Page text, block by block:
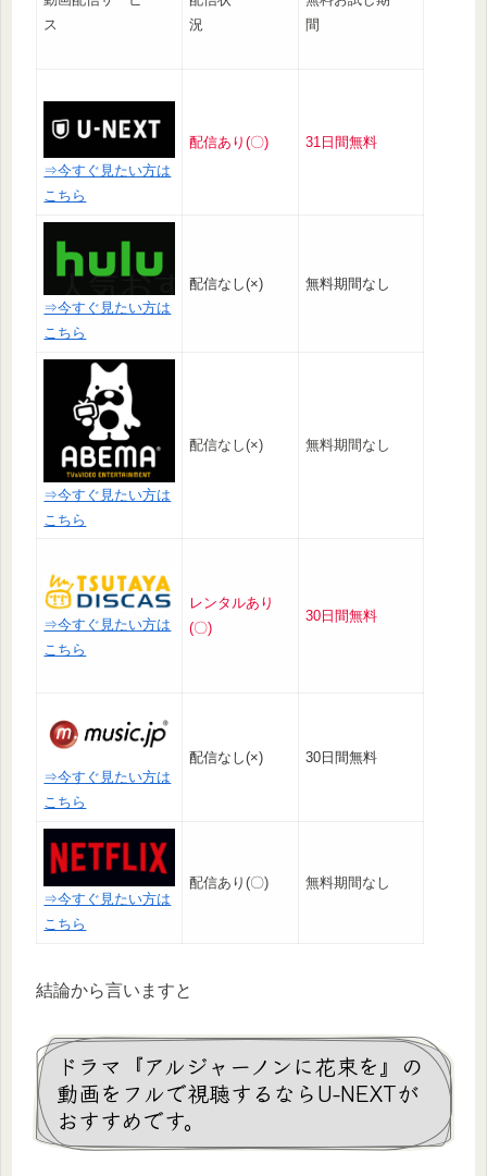
ス
況
間
⇒今すぐ見たい方は
こちら
配信あり(〇) 31日間無料
⇒今すぐ見たい方は
こちら
配信なし(×) 無料期間なし
⇒今すぐ見たい方は
こちら
配信なし(×) 無料期間なし
⇒今すぐ見たい方は
こちら
レンタルあり
(〇)
30日間無料
⇒今すぐ見たい方は
こちら
配信なし(×) 30日間無料
⇒今すぐ見たい方は
こちら
配信あり(〇) 無料期間なし
結論から言いますと
ドラマ『アルジャーノンに花束を』の
動画をフルで視聴するならU-NEXTが
おすすめです。